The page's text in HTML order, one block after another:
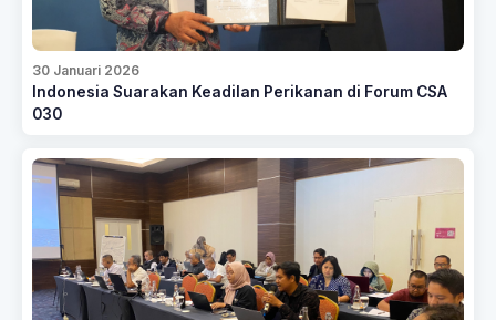
30 Januari 2026
Indonesia Suarakan Keadilan Perikanan di Forum CSA
030